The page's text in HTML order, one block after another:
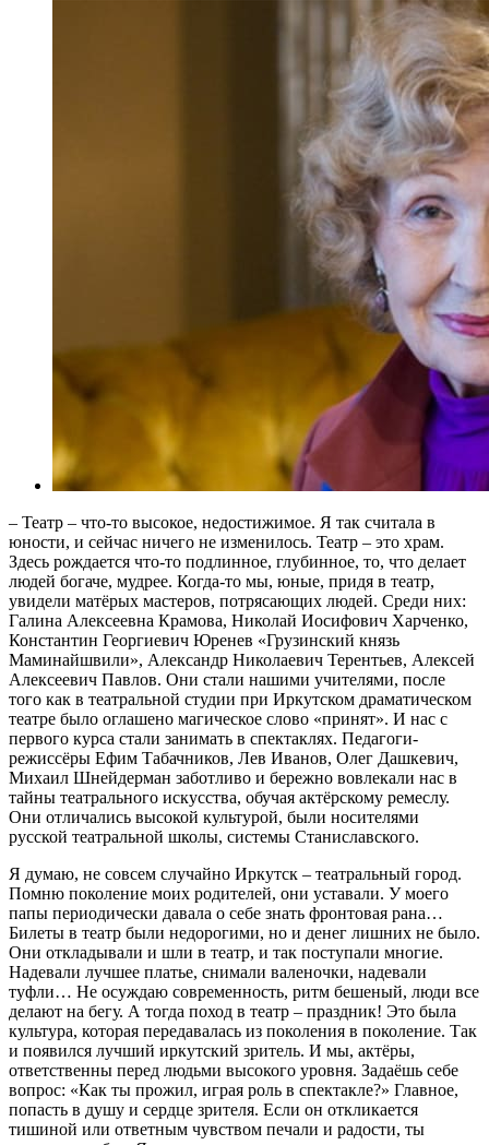
– Театр – что-то высокое, недостижимое. Я так считала в
юности, и сейчас ничего не изменилось. Театр – это храм.
Здесь рождается что-то подлинное, глубинное, то, что делает
людей богаче, мудрее. Когда-то мы, юные, придя в театр,
увидели матёрых мастеров, потрясающих людей. Среди них:
Галина Алексеевна Крамова, Николай Иосифович Харченко,
Константин Георгиевич Юренев «Грузинский князь
Маминайшвили», Александр Николаевич Терентьев, Алексей
Алексеевич Павлов. Они стали нашими учителями, после
того как в театральной студии при Иркутском драматическом
театре было оглашено магическое слово «принят». И нас с
первого курса стали занимать в спектаклях. Педагоги-
режиссёры Ефим Табачников, Лев Иванов, Олег Дашкевич,
Михаил Шнейдерман заботливо и бережно вовлекали нас в
тайны театрального искусства, обучая актёрскому ремеслу.
Они отличались высокой культурой, были носителями
русской театральной школы, системы Станиславского.
Я думаю, не совсем случайно Иркутск – театральный город.
Помню поколение моих родителей, они уставали. У моего
папы периодически давала о себе знать фронтовая рана…
Билеты в театр были недорогими, но и денег лишних не было.
Они откладывали и шли в театр, и так поступали многие.
Надевали лучшее платье, снимали валеночки, надевали
туфли… Не осуждаю современность, ритм бешеный, люди все
делают на бегу. А тогда поход в театр – праздник! Это была
культура, которая передавалась из поколения в поколение. Так
и появился лучший иркутский зритель. И мы, актёры,
ответственны перед людьми высокого уровня. Задаёшь себе
вопрос: «Как ты прожил, играя роль в спектакле?» Главное,
попасть в душу и сердце зрителя. Если он откликается
тишиной или ответным чувством печали и радости, ты